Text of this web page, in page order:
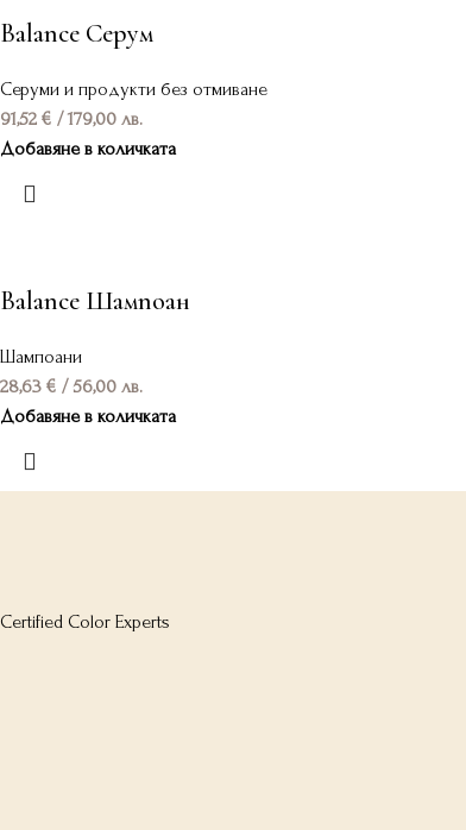
Balance Серум
Серуми и продукти без отмиване
91,52 € / 179,00 лв.
Добавяне в количката
Balance Шампоан
Шампоани
28,63 € / 56,00 лв.
Добавяне в количката
Certified Color Experts